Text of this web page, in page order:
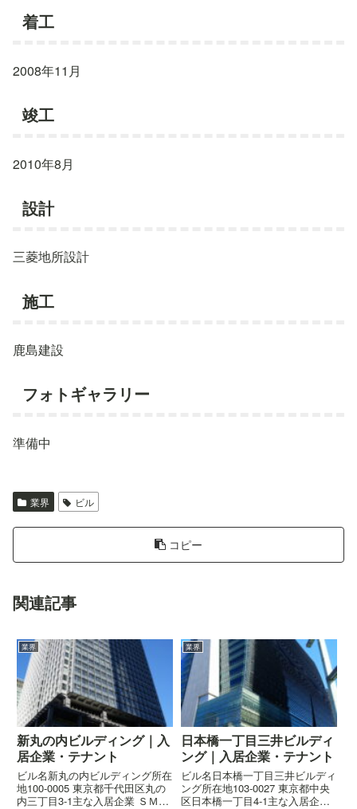
着工
2008年11月
竣工
2010年8月
設計
三菱地所設計
施工
鹿島建設
フォトギャラリー
準備中
業界 ビル
コピー
関連記事
業界
新丸の内ビルディング｜入
居企業・テナント
ビル名新丸の内ビルディング所在
地100-0005 東京都千代田区丸の
内三丁目3-1主な入居企業 ＳＭＢ
業界
日本橋一丁目三井ビルディ
ング｜入居企業・テナント
ビル名日本橋一丁目三井ビルディ
ング所在地103-0027 東京都中央
区日本橋一丁目4-1主な入居企業